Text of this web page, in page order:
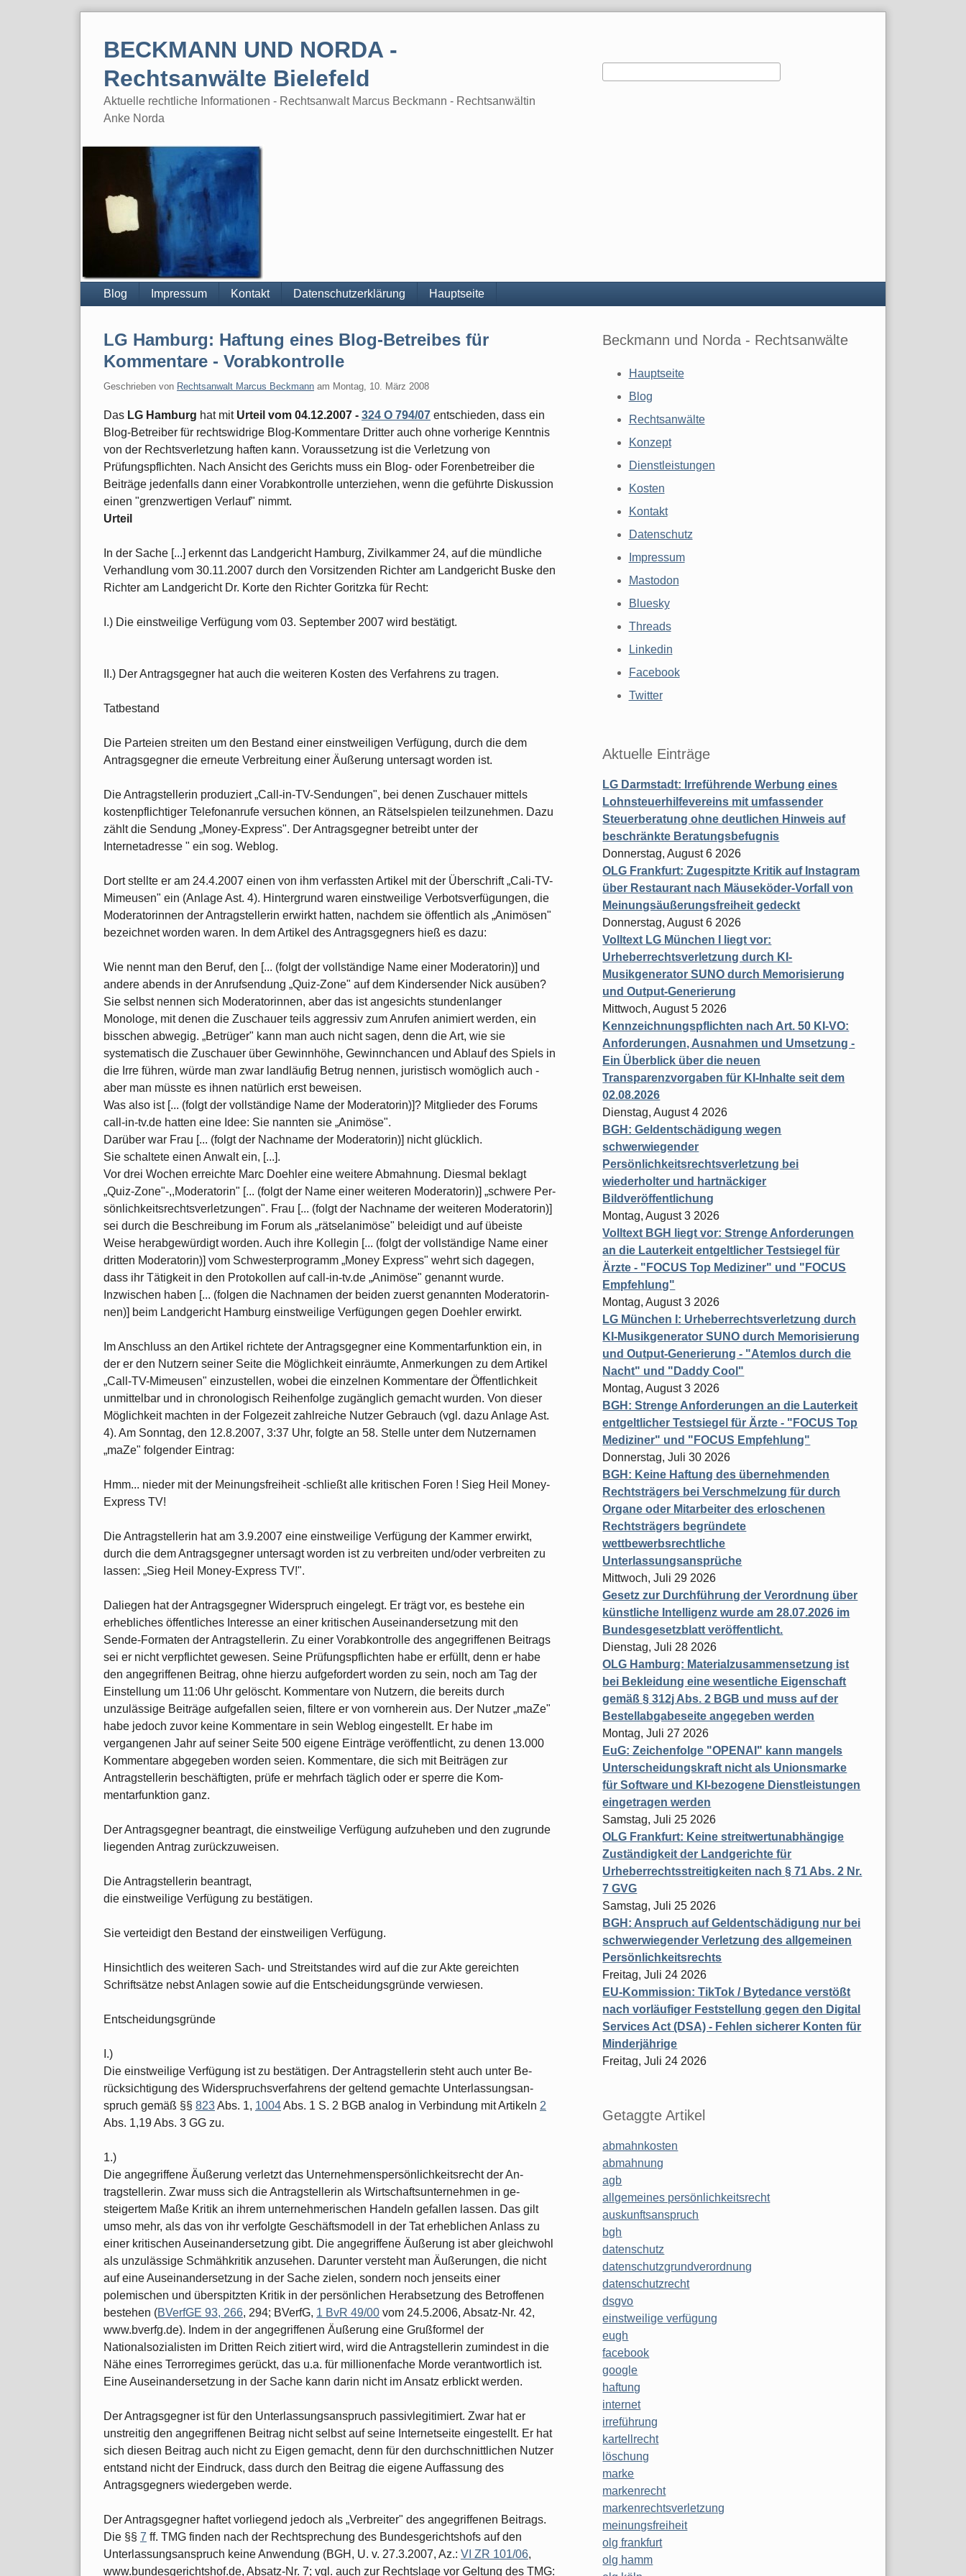
BECKMANN UND NORDA -
Rechtsanwälte Bielefeld
Aktuelle rechtliche Informationen - Rechtsanwalt Marcus Beckmann - Rechtsanwältin
Anke Norda
Blog Impressum Kontakt Datenschutzerklärung Hauptseite
LG Hamburg: Haftung eines Blog-Betreibes für
Kommentare - Vorabkontrolle
Geschrieben von Rechtsanwalt Marcus Beckmann am Montag, 10. März 2008
Das LG Hamburg hat mit Urteil vom 04.12.2007 - 324 O 794/07 entschieden, dass ein
Blog-Betreiber für rechtswidrige Blog-Kommentare Dritter auch ohne vorherige Kenntnis
von der Rechtsverletzung haften kann. Voraussetzung ist die Verletzung von
Prüfungspflichten. Nach Ansicht des Gerichts muss ein Blog- oder Forenbetreiber die
Beiträge jedenfalls dann einer Vorabkontrolle unterziehen, wenn die geführte Diskussion
einen "grenzwertigen Verlauf" nimmt.
Urteil
In der Sache [...] erkennt das Landgericht Hamburg, Zivilkammer 24, auf die mündliche
Verhandlung vom 30.11.2007 durch den Vorsitzenden Richter am Landgericht Buske den
Richter am Landgericht Dr. Korte den Richter Goritzka für Recht:
I.) Die einstweilige Verfügung vom 03. September 2007 wird bestätigt.
II.) Der Antragsgegner hat auch die weiteren Kosten des Verfahrens zu tra­gen.
Tatbestand
Die Parteien streiten um den Bestand einer einstweiligen Verfügung, durch die dem
Antragsgegner die erneute Verbreitung einer Äußerung untersagt worden ist.
Die Antragstellerin produziert „Call-in-TV-Sendungen", bei denen Zuschauer mittels
kostenpflichtiger Telefonanrufe versuchen können, an Rätselspielen teilzunehmen. Dazu
zählt die Sendung „Money-Express". Der Antragsgegner betreibt unter der
Internetadresse " ein sog. Weblog.
Dort stellte er am 24.4.2007 einen von ihm verfassten Artikel mit der Überschrift „Cali-TV-
Mimeusen" ein (Anlage Ast. 4). Hintergrund waren einstweilige Verbotsverfügungen, die
Moderatorinnen der Antragstellerin erwirkt hatten, nachdem sie öffentlich als „Animösen"
bezeichnet worden waren. In dem Artikel des Antragsgegners hieß es dazu:
Wie nennt man den Beruf, den [... (folgt der vollständige Name einer Moderatorin)] und
andere abends in der Anrufsendung „Quiz-Zone" auf dem Kindersender Nick ausüben?
Sie selbst nennen sich Moderatorinnen, aber das ist angesichts stundenlanger
Monologe, mit denen die Zuschauer teils aggressiv zum Anrufen animiert werden, ein
bisschen abwegig. „Betrüger" kann man auch nicht sagen, denn die Art, wie sie
systematisch die Zuschauer über Gewinnhöhe, Gewinnchancen und Ablauf des Spiels in
die Irre führen, würde man zwar landläufig Betrug nennen, juristisch womöglich auch -
aber man müsste es ihnen natürlich erst beweisen.
Was also ist [... (folgt der vollständige Name der Moderatorin)]? Mitglieder des Forums
call-in-tv.de hatten eine Idee: Sie nannten sie „Animöse".
Darüber war Frau [... (folgt der Nachname der Moderatorin)] nicht glücklich.
Sie schaltete einen Anwalt ein, [...].
Vor drei Wochen erreichte Marc Doehler eine weitere Abmahnung. Diesmal beklagt
„Quiz-Zone"-,,Moderatorin" [... (folgt der Name einer weiteren Moderatorin)] „schwere Per­
sönlichkeitsrechtsverletzungen". Frau [... (folgt der Nachname der weiteren Moderatorin)]
sei durch die Beschreibung im Forum als „rätselanimöse" beleidigt und auf übeiste
Weise herabgewürdigt worden. Auch ihre Kollegin [... (folgt der vollständige Name einer
dritten Moderatorin)] vom Schwesterprogramm „Money Express" wehrt sich dagegen,
dass ihr Tätigkeit in den Protokollen auf call-in-tv.de „Animöse" genannt wurde.
Inzwischen haben [... (folgen die Nachnamen der beiden zuerst genannten Moderatorin­
nen)] beim Landgericht Hamburg einstweilige Verfügungen gegen Doehler erwirkt.
Im Anschluss an den Artikel richtete der Antragsgegner eine Kommentarfunktion ein, in
der er den Nutzern seiner Seite die Möglichkeit einräumte, Anmerkungen zu dem Artikel
„Call-TV-Mimeusen" einzustellen, wobei die einzelnen Kommentare der Öf­fentlichkeit
unmittelbar und in chronologisch Reihenfolge zugänglich gemacht wurden. Von dieser
Möglichkeit machten in der Folgezeit zahlreiche Nutzer Gebrauch (vgl. dazu Anlage Ast.
4). Am Sonntag, den 12.8.2007, 3:37 Uhr, folgte an 58. Stelle unter dem Nutzernamen
„maZe" folgender Eintrag:
Hmm... nieder mit der Meinungsfreiheit -schließt alle kritischen Foren ! Sieg Heil Money-
Express TV!
Die Antragstellerin hat am 3.9.2007 eine einstweilige Verfügung der Kammer erwirkt,
durch die dem Antragsgegner untersagt worden ist zu verbreiten und/oder verbreiten zu
lassen: „Sieg Heil Money-Express TV!".
Daliegen hat der Antragsgegner Widerspruch eingelegt. Er trägt vor, es bestehe ein
erhebliches öffentliches Interesse an einer kritischen Auseinandersetzung mit den
Sende-Formaten der Antragstellerin. Zu einer Vorabkontrolle des angegriffenen Bei­trags
sei er nicht verpflichtet gewesen. Seine Prüfungspflichten habe er erfüllt, denn er habe
den angegriffenen Beitrag, ohne hierzu aufgefordert worden zu sein, noch am Tag der
Einstellung um 11:06 Uhr gelöscht. Kommentare von Nutzern, die bereits durch
unzulässige Beiträge aufgefallen seien, filtere er von vornherein aus. Der Nutzer „maZe"
habe jedoch zuvor keine Kommentare in sein Weblog eingestellt. Er habe im
vergangenen Jahr auf seiner Seite 500 eigene Einträge veröffentlicht, zu denen 13.000
Kommentare abgegeben worden seien. Kommentare, die sich mit Beiträgen zur
Antragstellerin beschäftigten, prüfe er mehrfach täglich oder er sperre die Kom­
mentarfunktion ganz.
Der Antragsgegner beantragt, die einstweilige Verfügung aufzuheben und den zugrunde
liegenden An­trag zurückzuweisen.
Die Antragstellerin beantragt,
die einstweilige Verfügung zu bestätigen.
Sie verteidigt den Bestand der einstweiligen Verfügung.
Hinsichtlich des weiteren Sach- und Streitstandes wird auf die zur Akte gereichten
Schriftsätze nebst Anlagen sowie auf die Entscheidungsgründe verwiesen.
Entscheidungsgründe
I.)
Die einstweilige Verfügung ist zu bestätigen. Der Antragstellerin steht auch unter Be­
rücksichtigung des Widerspruchsverfahrens der geltend gemachte Unterlassungsan­
spruch gemäß §§ 823Abs. 1, 1004Abs. 1 S. 2 BGB analog in Verbindung mit Artikeln 2
Abs. 1,19 Abs. 3 GG zu.
1.)
Die angegriffene Äußerung verletzt das Unternehmenspersönlichkeitsrecht der An­
tragstellerin. Zwar muss sich die Antragstellerin als Wirtschaftsunternehmen in ge­
steigertem Maße Kritik an ihrem unternehmerischen Handeln gefallen lassen. Das gilt
umso mehr, als das von ihr verfolgte Geschäftsmodell in der Tat erheblichen Anlass zu
einer kritischen Auseinandersetzung gibt. Die angegriffene Äußerung ist aber gleichwohl
als unzulässige Schmähkritik anzusehen. Darunter versteht man Äuße­rungen, die nicht
auf eine Auseinandersetzung in der Sache zielen, sondern noch jenseits einer
polemischen und überspitzten Kritik in der persönlichen Herabsetzung des Betroffenen
bestehen (BVerfGE 93, 266, 294; BVerfG, 1 BvR 49/00 vom 24.5.2006, Absatz-Nr. 42,
www.bverfg.de). Indem in der angegriffenen Äußerung eine Grußformel der
Nationalsozialisten im Dritten Reich zitiert wird, wird die Antragstellerin zumindest in die
Nähe eines Terrorregimes gerückt, das u.a. für millionenfache Morde verantwortlich ist.
Eine Auseinandersetzung in der Sache kann darin nicht im Ansatz erblickt werden.
Der Antragsgegner ist für den Unterlassungsanspruch passivlegitimiert. Zwar hat er
unstreitig den angegriffenen Beitrag nicht selbst auf seine Internetseite eingestellt. Er hat
sich diesen Beitrag auch nicht zu Eigen gemacht, denn für den durchschnittlichen Nutzer
entstand nicht der Eindruck, dass durch den Beitrag die eigene Auffassung des
Antragsgegners wiedergeben werde.
Der Antragsgegner haftet vorliegend jedoch als „Verbreiter" des angegriffenen Bei­trags.
Die §§ 7 ff. TMG finden nach der Rechtsprechung des Bundesgerichtshofs auf den
Unterlassungsanspruch keine Anwendung (BGH, U. v. 27.3.2007, Az.: VI ZR 101/06,
www.bundesgerichtshof.de, Absatz-Nr. 7; vgl. auch zur Rechtslage vor Geltung des TMG:
Beckmann und Norda - Rechtsanwälte
Hauptseite
Blog
Rechtsanwälte
Konzept
Dienstleistungen
Kosten
Kontakt
Datenschutz
Impressum
Mastodon
Bluesky
Threads
Linkedin
Facebook
Twitter
Aktuelle Einträge
LG Darmstadt: Irreführende Werbung eines
Lohnsteuerhilfevereins mit umfassender
Steuerberatung ohne deutlichen Hinweis auf
beschränkte Beratungsbefugnis
Donnerstag, August 6 2026
OLG Frankfurt: Zugespitzte Kritik auf Instagram
über Restaurant nach Mäuseköder-Vorfall von
Meinungsäußerungsfreiheit gedeckt
Donnerstag, August 6 2026
Volltext LG München I liegt vor:
Urheberrechtsverletzung durch KI-
Musikgenerator SUNO durch Memorisierung
und Output-Generierung
Mittwoch, August 5 2026
Kennzeichnungspflichten nach Art. 50 KI-VO:
Anforderungen, Ausnahmen und Umsetzung -
Ein Überblick über die neuen
Transparenzvorgaben für KI-Inhalte seit dem
02.08.2026
Dienstag, August 4 2026
BGH: Geldentschädigung wegen
schwerwiegender
Persönlichkeitsrechtsverletzung bei
wiederholter und hartnäckiger
Bildveröffentlichung
Montag, August 3 2026
Volltext BGH liegt vor: Strenge Anforderungen
an die Lauterkeit entgeltlicher Testsiegel für
Ärzte - "FOCUS Top Mediziner" und "FOCUS
Empfehlung"
Montag, August 3 2026
LG München I: Urheberrechtsverletzung durch
KI-Musikgenerator SUNO durch Memorisierung
und Output-Generierung - "Atemlos durch die
Nacht" und "Daddy Cool"
Montag, August 3 2026
BGH: Strenge Anforderungen an die Lauterkeit
entgeltlicher Testsiegel für Ärzte - "FOCUS Top
Mediziner" und "FOCUS Empfehlung"
Donnerstag, Juli 30 2026
BGH: Keine Haftung des übernehmenden
Rechtsträgers bei Verschmelzung für durch
Organe oder Mitarbeiter des erloschenen
Rechtsträgers begründete
wettbewerbsrechtliche
Unterlassungsansprüche
Mittwoch, Juli 29 2026
Gesetz zur Durchführung der Verordnung über
künstliche Intelligenz wurde am 28.07.2026 im
Bundesgesetzblatt veröffentlicht.
Dienstag, Juli 28 2026
OLG Hamburg: Materialzusammensetzung ist
bei Bekleidung eine wesentliche Eigenschaft
gemäß § 312j Abs. 2 BGB und muss auf der
Bestellabgabeseite angegeben werden
Montag, Juli 27 2026
EuG: Zeichenfolge "OPENAI" kann mangels
Unterscheidungskraft nicht als Unionsmarke
für Software und KI-bezogene Dienstleistungen
eingetragen werden
Samstag, Juli 25 2026
OLG Frankfurt: Keine streitwertunabhängige
Zuständigkeit der Landgerichte für
Urheberrechtsstreitigkeiten nach § 71 Abs. 2 Nr.
7 GVG
Samstag, Juli 25 2026
BGH: Anspruch auf Geldentschädigung nur bei
schwerwiegender Verletzung des allgemeinen
Persönlichkeitsrechts
Freitag, Juli 24 2026
EU-Kommission: TikTok / Bytedance verstößt
nach vorläufiger Feststellung gegen den Digital
Services Act (DSA) - Fehlen sicherer Konten für
Minderjährige
Freitag, Juli 24 2026
Getaggte Artikel
abmahnkosten
abmahnung
agb
allgemeines persönlichkeitsrecht
auskunftsanspruch
bgh
datenschutz
datenschutzgrundverordnung
datenschutzrecht
dsgvo
einstweilige verfügung
eugh
facebook
google
haftung
internet
irreführung
kartellrecht
löschung
marke
markenrecht
markenrechtsverletzung
meinungsfreiheit
olg frankfurt
olg hamm